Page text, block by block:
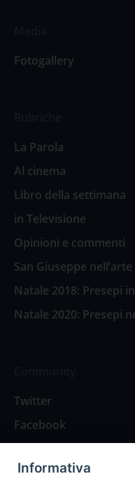
Fotogallery
La Parola
Al cinema
Libro della settimana
in Televisione
Opinioni e commenti
San Giuseppe nell’arte
Natale 2018: Presepi
Natale 2020: Presepi
Twitter
Facebook
Spazio Lettori
Informativa